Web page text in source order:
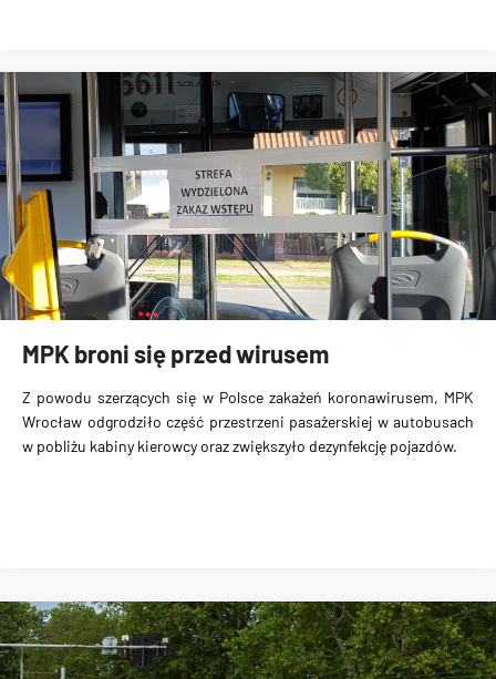
MPK broni się przed wirusem
Z powodu szerzących się w Polsce zakażeń koronawirusem, MPK
Wrocław odgrodziło część przestrzeni pasażerskiej w autobusach
w pobliżu kabiny kierowcy oraz zwiększyło dezynfekcję pojazdów.